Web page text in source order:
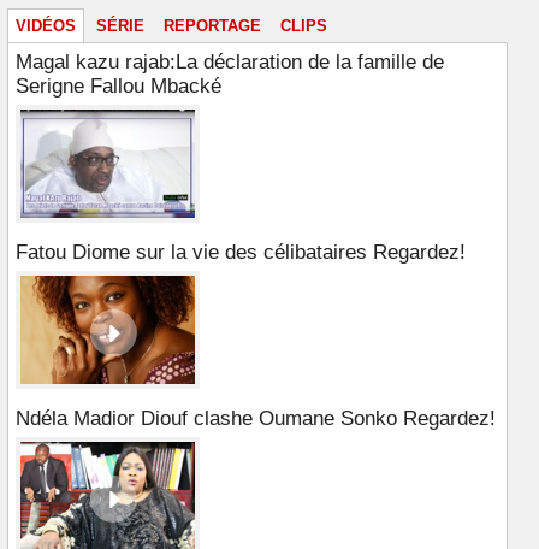
VIDÉOS SÉRIE REPORTAGE CLIPS
Magal kazu rajab:La déclaration de la famille de
Serigne Fallou Mbacké
Fatou Diome sur la vie des célibataires Regardez!
Ndéla Madior Diouf clashe Oumane Sonko Regardez!